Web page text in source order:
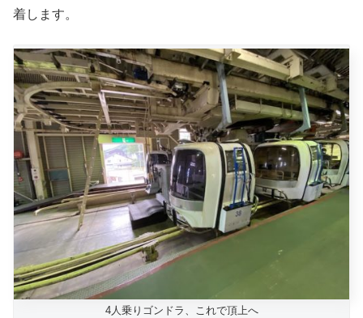
着します。
4人乗りゴンドラ、これで頂上へ